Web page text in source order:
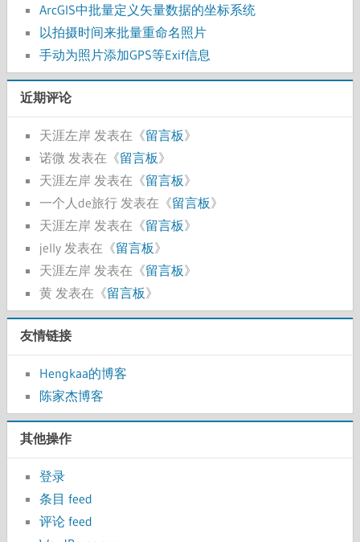
ArcGIS中批量定义矢量数据的坐标系统
以拍摄时间来批量重命名照片
手动为照片添加GPS等Exif信息
近期评论
天涯左岸 发表在《留言板》
诺微 发表在《留言板》
天涯左岸 发表在《留言板》
一个人de旅行 发表在《留言板》
天涯左岸 发表在《留言板》
jelly 发表在《留言板》
天涯左岸 发表在《留言板》
黄 发表在《留言板》
友情链接
Hengkaa的博客
陈家杰博客
其他操作
登录
条目 feed
评论 feed